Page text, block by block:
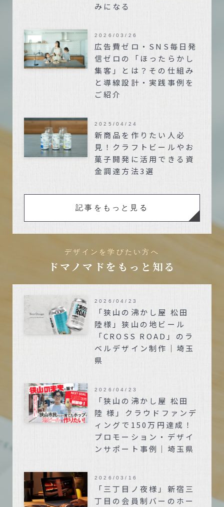
みになる
広告費ゼロ・SNS毎日発
信ゼロの「ほったらかし
集客」とは？その仕組み
と導線設計・実践事例を
ご紹介
2026/03/26
新商品を作りたい人必
見！クラフトビールやお
菓子開発に活用できる資
金調達方法3選
2025/04/24
記事をもっと見る
デザインを学びたい方へ
ドマノマドをもっと知る
「狭山の沸かし屋 松田
陸様」狭山の地ビール
「CROSS ROAD」のラ
ベルデザイン制作｜埼玉
県
2026/04/23
「狭山の沸かし屋 松田
陸 様」クラウドファンデ
ィングで150万円達成！
プロモーション・デザイ
ンサポート事例｜埼玉県
2026/04/23
「三丁目ノ夜様」新宿三
丁目の会員制バーのホー
2026/03/16